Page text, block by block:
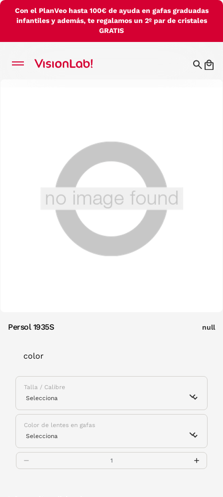
Con el PlanVeo hasta 100€ de ayuda en gafas graduadas
infantiles y además, te regalamos un 2º par de cristales
GRATIS
Persol 1935S null
color
Talla / Calibre
Color de lentes en gafas